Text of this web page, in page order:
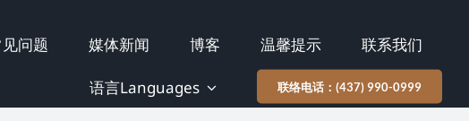
问题 媒体新闻 博客 温馨提示 联系我们
语言Languages 联络电话：(437) 990-0999